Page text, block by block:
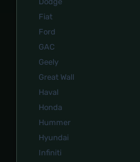
Fiat
Ford
GAC
Geely
Great Wall
Haval
Honda
Hummer
Hyundai
Infiniti